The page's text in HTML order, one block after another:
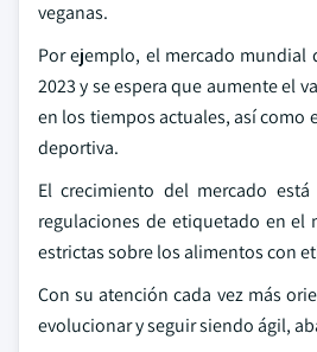
veganas.
Por ejemplo, el mercado mundial
2023 y se espera que aumente el
en los tiempos actuales, así como
deportiva.
El crecimiento del mercado
regulaciones de etiquetado en el
estrictas sobre los alimentos con
Con su atención cada vez más
evolucionar y seguir siendo ágil,